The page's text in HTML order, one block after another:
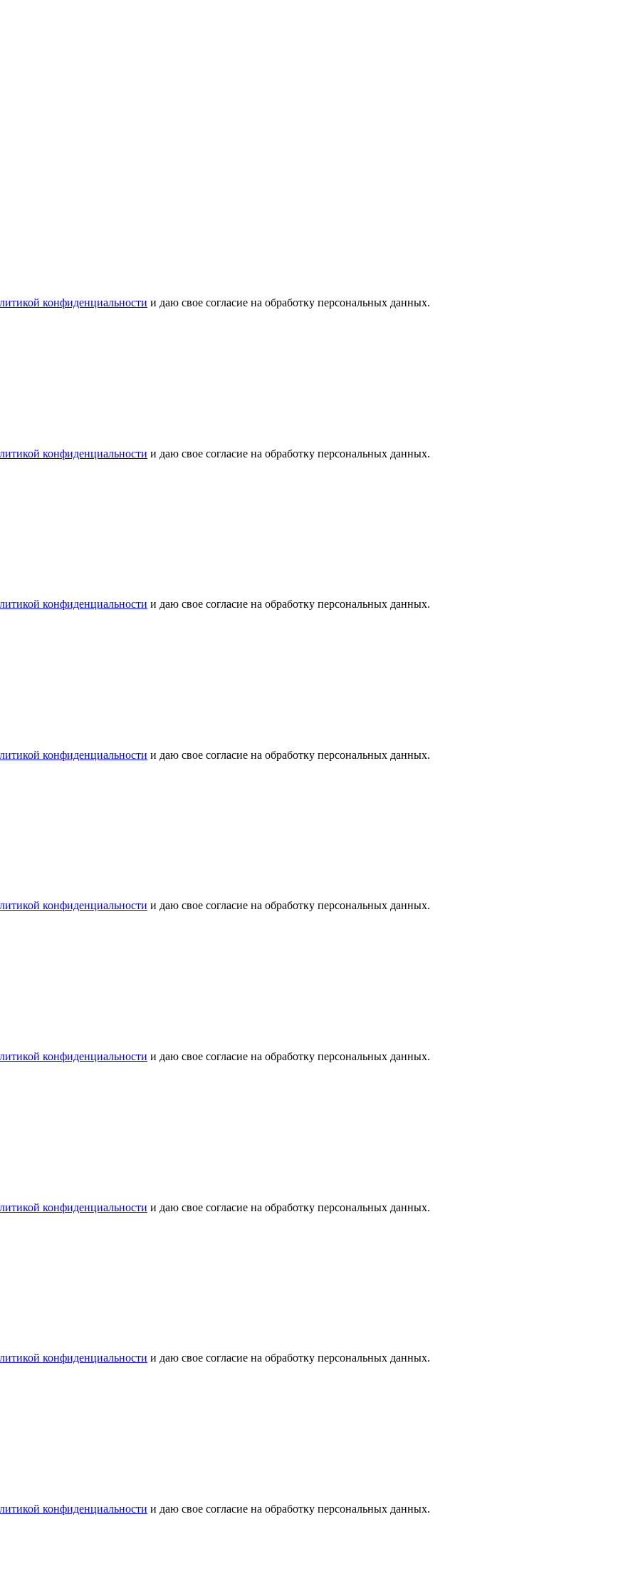
конфиденциальности и даю свое согласие на обработку персональных данных.
конфиденциальности и даю свое согласие на обработку персональных данных.
конфиденциальности и даю свое согласие на обработку персональных данных.
конфиденциальности и даю свое согласие на обработку персональных данных.
конфиденциальности и даю свое согласие на обработку персональных данных.
конфиденциальности и даю свое согласие на обработку персональных данных.
конфиденциальности и даю свое согласие на обработку персональных данных.
конфиденциальности и даю свое согласие на обработку персональных данных.
конфиденциальности и даю свое согласие на обработку персональных данных.